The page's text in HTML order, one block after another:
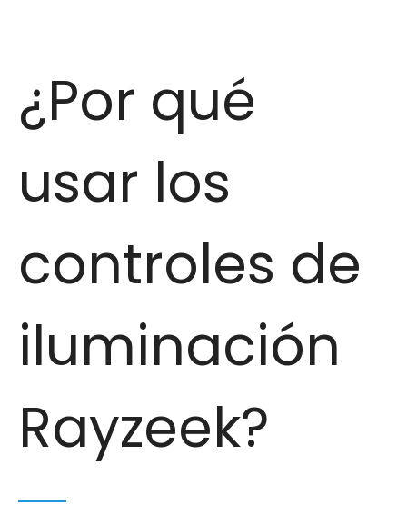
¿Por qué
usar los
controles de
iluminación
Rayzeek?